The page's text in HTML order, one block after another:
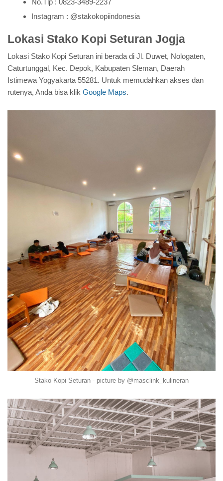
No.Tlp : 0823-3489-2237
Instagram : @stakokopiindonesia
Lokasi Stako Kopi Seturan Jogja
Lokasi Stako Kopi Seturan ini berada di Jl. Duwet, Nologaten,
Caturtunggal, Kec. Depok, Kabupaten Sleman, Daerah
Istimewa Yogyakarta 55281. Untuk memudahkan akses dan
rutenya, Anda bisa klik Google Maps.
Stako Kopi Seturan - picture by @masclink_kulineran